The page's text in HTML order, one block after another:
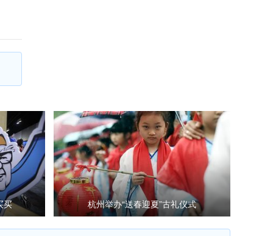
买 杭州举办“送春迎夏”古礼仪式